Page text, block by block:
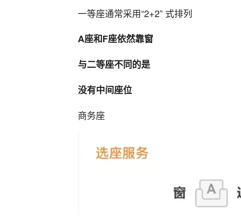
一等座通常采用“2+2” 式排列
A座和F座依然靠窗
与二等座不同的是
没有中间座位
商务座